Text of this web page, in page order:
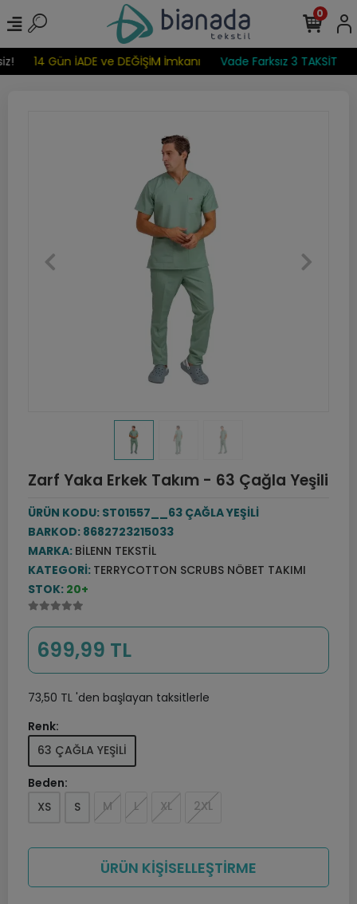
14 Gün İADE ve DEĞİŞİM İmkanı Vade Farksız 3 TAKSİT
0
Zarf Yaka Erkek Takım - 63 Çağla Yeşili
ÜRÜN KODU: ST01557__63 ÇAĞLA YEŞİLİ
BARKOD: 8682723215033
MARKA: BILENN TEKSTIL
KATEGORI: TERRYCOTTON SCRUBS NÖBET TAKIMI
STOK: 20+
699,99 TL
73,50 TL 'den başlayan taksitlerle
Renk:
63 ÇAĞLA YEŞİLİ
Beden:
XS
S M L XL 2XL
ÜRÜN KİŞİSELLEŞTİRME